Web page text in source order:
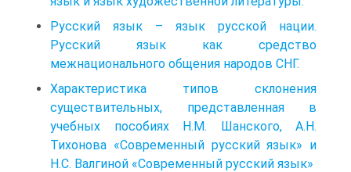
Русский язык – язык русской нации.
Русский язык как средство
межнационального общения народов СНГ.
Характеристика типов склонения
существительных, представленная в
учебных пособиях Н.М. Шанского, А.Н.
Тихонова «Современный русский язык» и
Н.С. Валгиной «Современный русский язык»